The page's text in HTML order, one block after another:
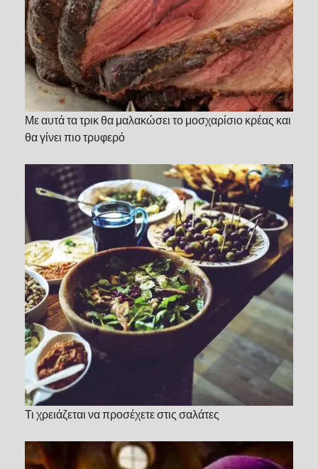
Με αυτά τα τρικ θα μαλακώσει το μοσχαρίσιο κρέας και
θα γίνει πιο τρυφερό
Τι χρειάζεται να προσέχετε στις σαλάτες